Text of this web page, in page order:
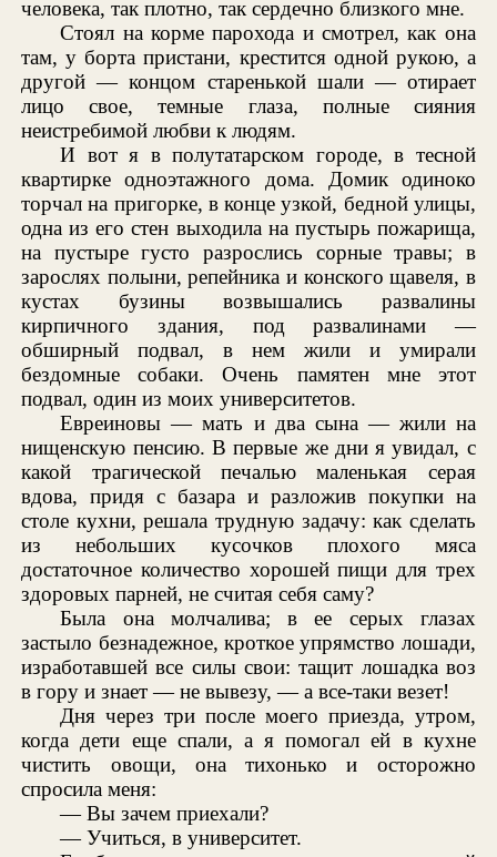
человека, так плотно, так сердечно близкого мне.
Стоял на корме парохода и смотрел, как она
там, у борта пристани, крестится одной рукою, а
другой — концом старенькой шали — отирает
лицо свое, темные глаза, полные сияния
неистребимой любви к людям.
И вот я в полутатарском городе, в тесной
квартирке одноэтажного дома. Домик одиноко
торчал на пригорке, в конце узкой, бедной улицы,
одна из его стен выходила на пустырь пожарища,
на пустыре густо разрослись сорные травы; в
зарослях полыни, репейника и конского щавеля, в
кустах бузины возвышались развалины
кирпичного здания, под развалинами —
обширный подвал, в нем жили и умирали
бездомные собаки. Очень памятен мне этот
подвал, один из моих университетов.
Евреиновы — мать и два сына — жили на
нищенскую пенсию. В первые же дни я увидал, с
какой трагической печалью маленькая серая
вдова, придя с базара и разложив покупки на
столе кухни, решала трудную задачу: как сделать
из небольших кусочков плохого мяса
достаточное количество хорошей пищи для трех
здоровых парней, не считая себя саму?
Была она молчалива; в ее серых глазах
застыло безнадежное, кроткое упрямство лошади,
изработавшей все силы свои: тащит лошадка воз
в гору и знает — не вывезу, — а все-таки везет!
Дня через три после моего приезда, утром,
когда дети еще спали, а я помогал ей в кухне
чистить овощи, она тихонько и осторожно
спросила меня:
— Вы зачем приехали?
— Учиться, в университет.